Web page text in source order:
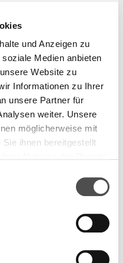
und Anzeigen zu
Medien anbieten
Website zu
Informationen zu Ihrer
unsere Partner für
weiter. Unsere
möglicherweise mit
ihnen bereitgestellt
und stationärer
siehe auch:
2026)
was-tardoc-nicht-regelt-
Bereich
in Systemkommunikation